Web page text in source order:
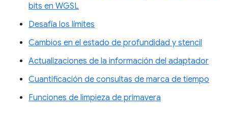
bits en WGSL
Desafía los límites
Cambios en el estado de profundidad y stencil
Actualizaciones de la información del adaptador
Cuantificación de consultas de marca de tiempo
Funciones de limpieza de primavera